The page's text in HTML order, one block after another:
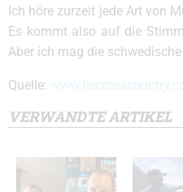
Ich höre zurzeit jede Art von
Es kommt also auf die
Aber ich mag die schwedische
Quelle:
VERWANDTE ARTIKEL